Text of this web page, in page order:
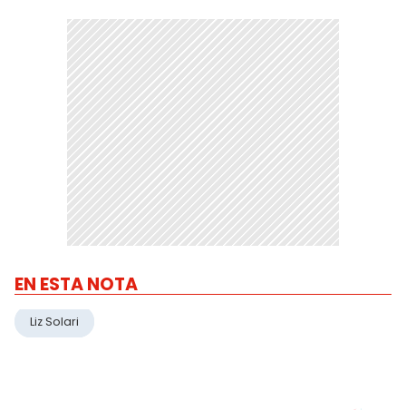
EN ESTA NOTA
Liz Solari